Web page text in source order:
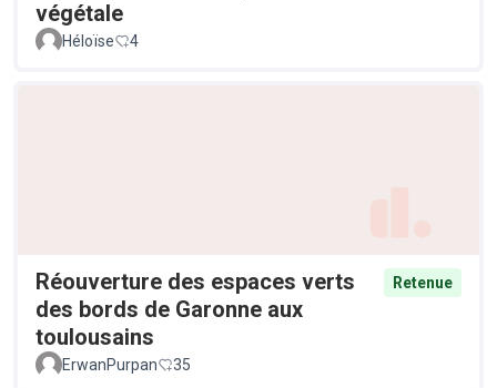
végétale
Héloïse 4
Réouverture des espaces verts
des bords de Garonne aux
toulousains
Retenue
ErwanPurpan 35